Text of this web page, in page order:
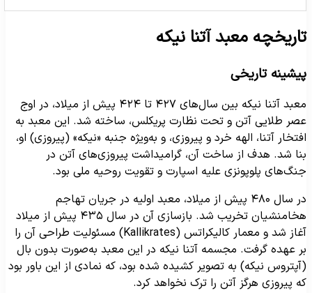
معبد آتنا نیکه
تاریخی
معبد آتنا نیکه بین سال‌های ۴۲۷ تا ۴۲۴ پیش از میلاد، در اوج
طلایی آتن و تحت نظارت پریکلس، ساخته شد. این معبد به
آتنا، الهه خرد و پیروزی، و به‌ویژه جنبه «نیکه» (پیروزی) او،
شد. هدف از ساخت آن، گرامیداشت پیروزی‌های آتن در
پلوپونزی علیه اسپارت و تقویت روحیه ملی بود.
در سال ۴۸۰ پیش از میلاد، معبد اولیه در جریان تهاجم
هخامنشیان تخریب شد. بازسازی آن در سال ۴۳۵ پیش از میلاد
آغاز شد و معمار کالیکراتس (Kallikrates) مسئولیت طراحی آن را
عهده گرفت. مجسمه آتنا نیکه در این معبد به‌صورت بدون بال
نیکه) به تصویر کشیده شده بود، که نمادی از این باور بود
پیروزی هرگز آتن را ترک نخواهد کرد.